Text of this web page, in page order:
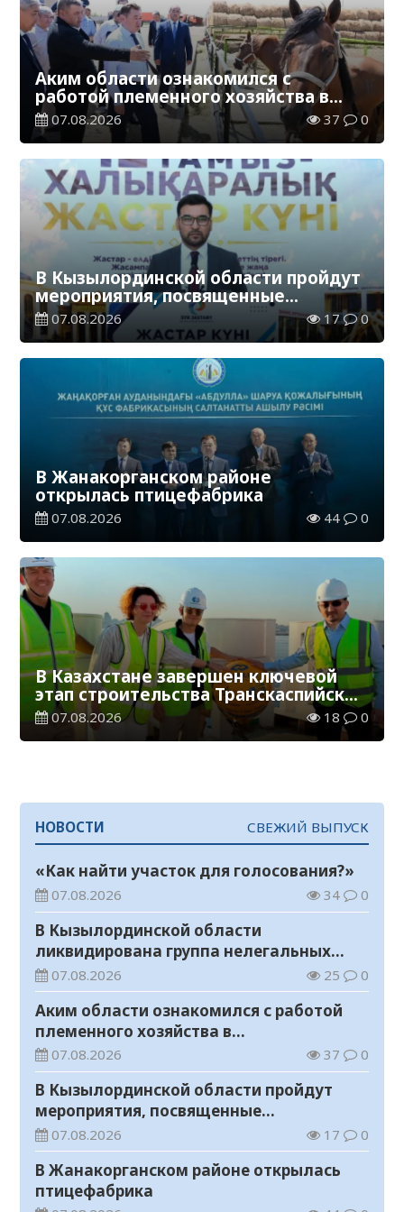
Аким области ознакомился с
работой племенного хозяйства в
Жанакорганском районе
07.08.2026 37 0
В Кызылординской области пройдут
мероприятия, посвященные
Международному дню молодежи
07.08.2026 17 0
В Жанакорганском районе
открылась птицефабрика
07.08.2026 44 0
В Казахстане завершен ключевой
этап строительства Транскаспийской
волоконно-оптической линии связи
07.08.2026 18 0
НОВОСТИ СВЕЖИЙ ВЫПУСК
«Как найти участок для голосования?»
07.08.2026 34 0
В Кызылординской области
ликвидирована группа нелегальных
добытчиков золота
07.08.2026 25 0
Аким области ознакомился с работой
племенного хозяйства в
Жанакорганском районе
07.08.2026 37 0
В Кызылординской области пройдут
мероприятия, посвященные
Международному дню молодежи
07.08.2026 17 0
В Жанакорганском районе открылась
птицефабрика